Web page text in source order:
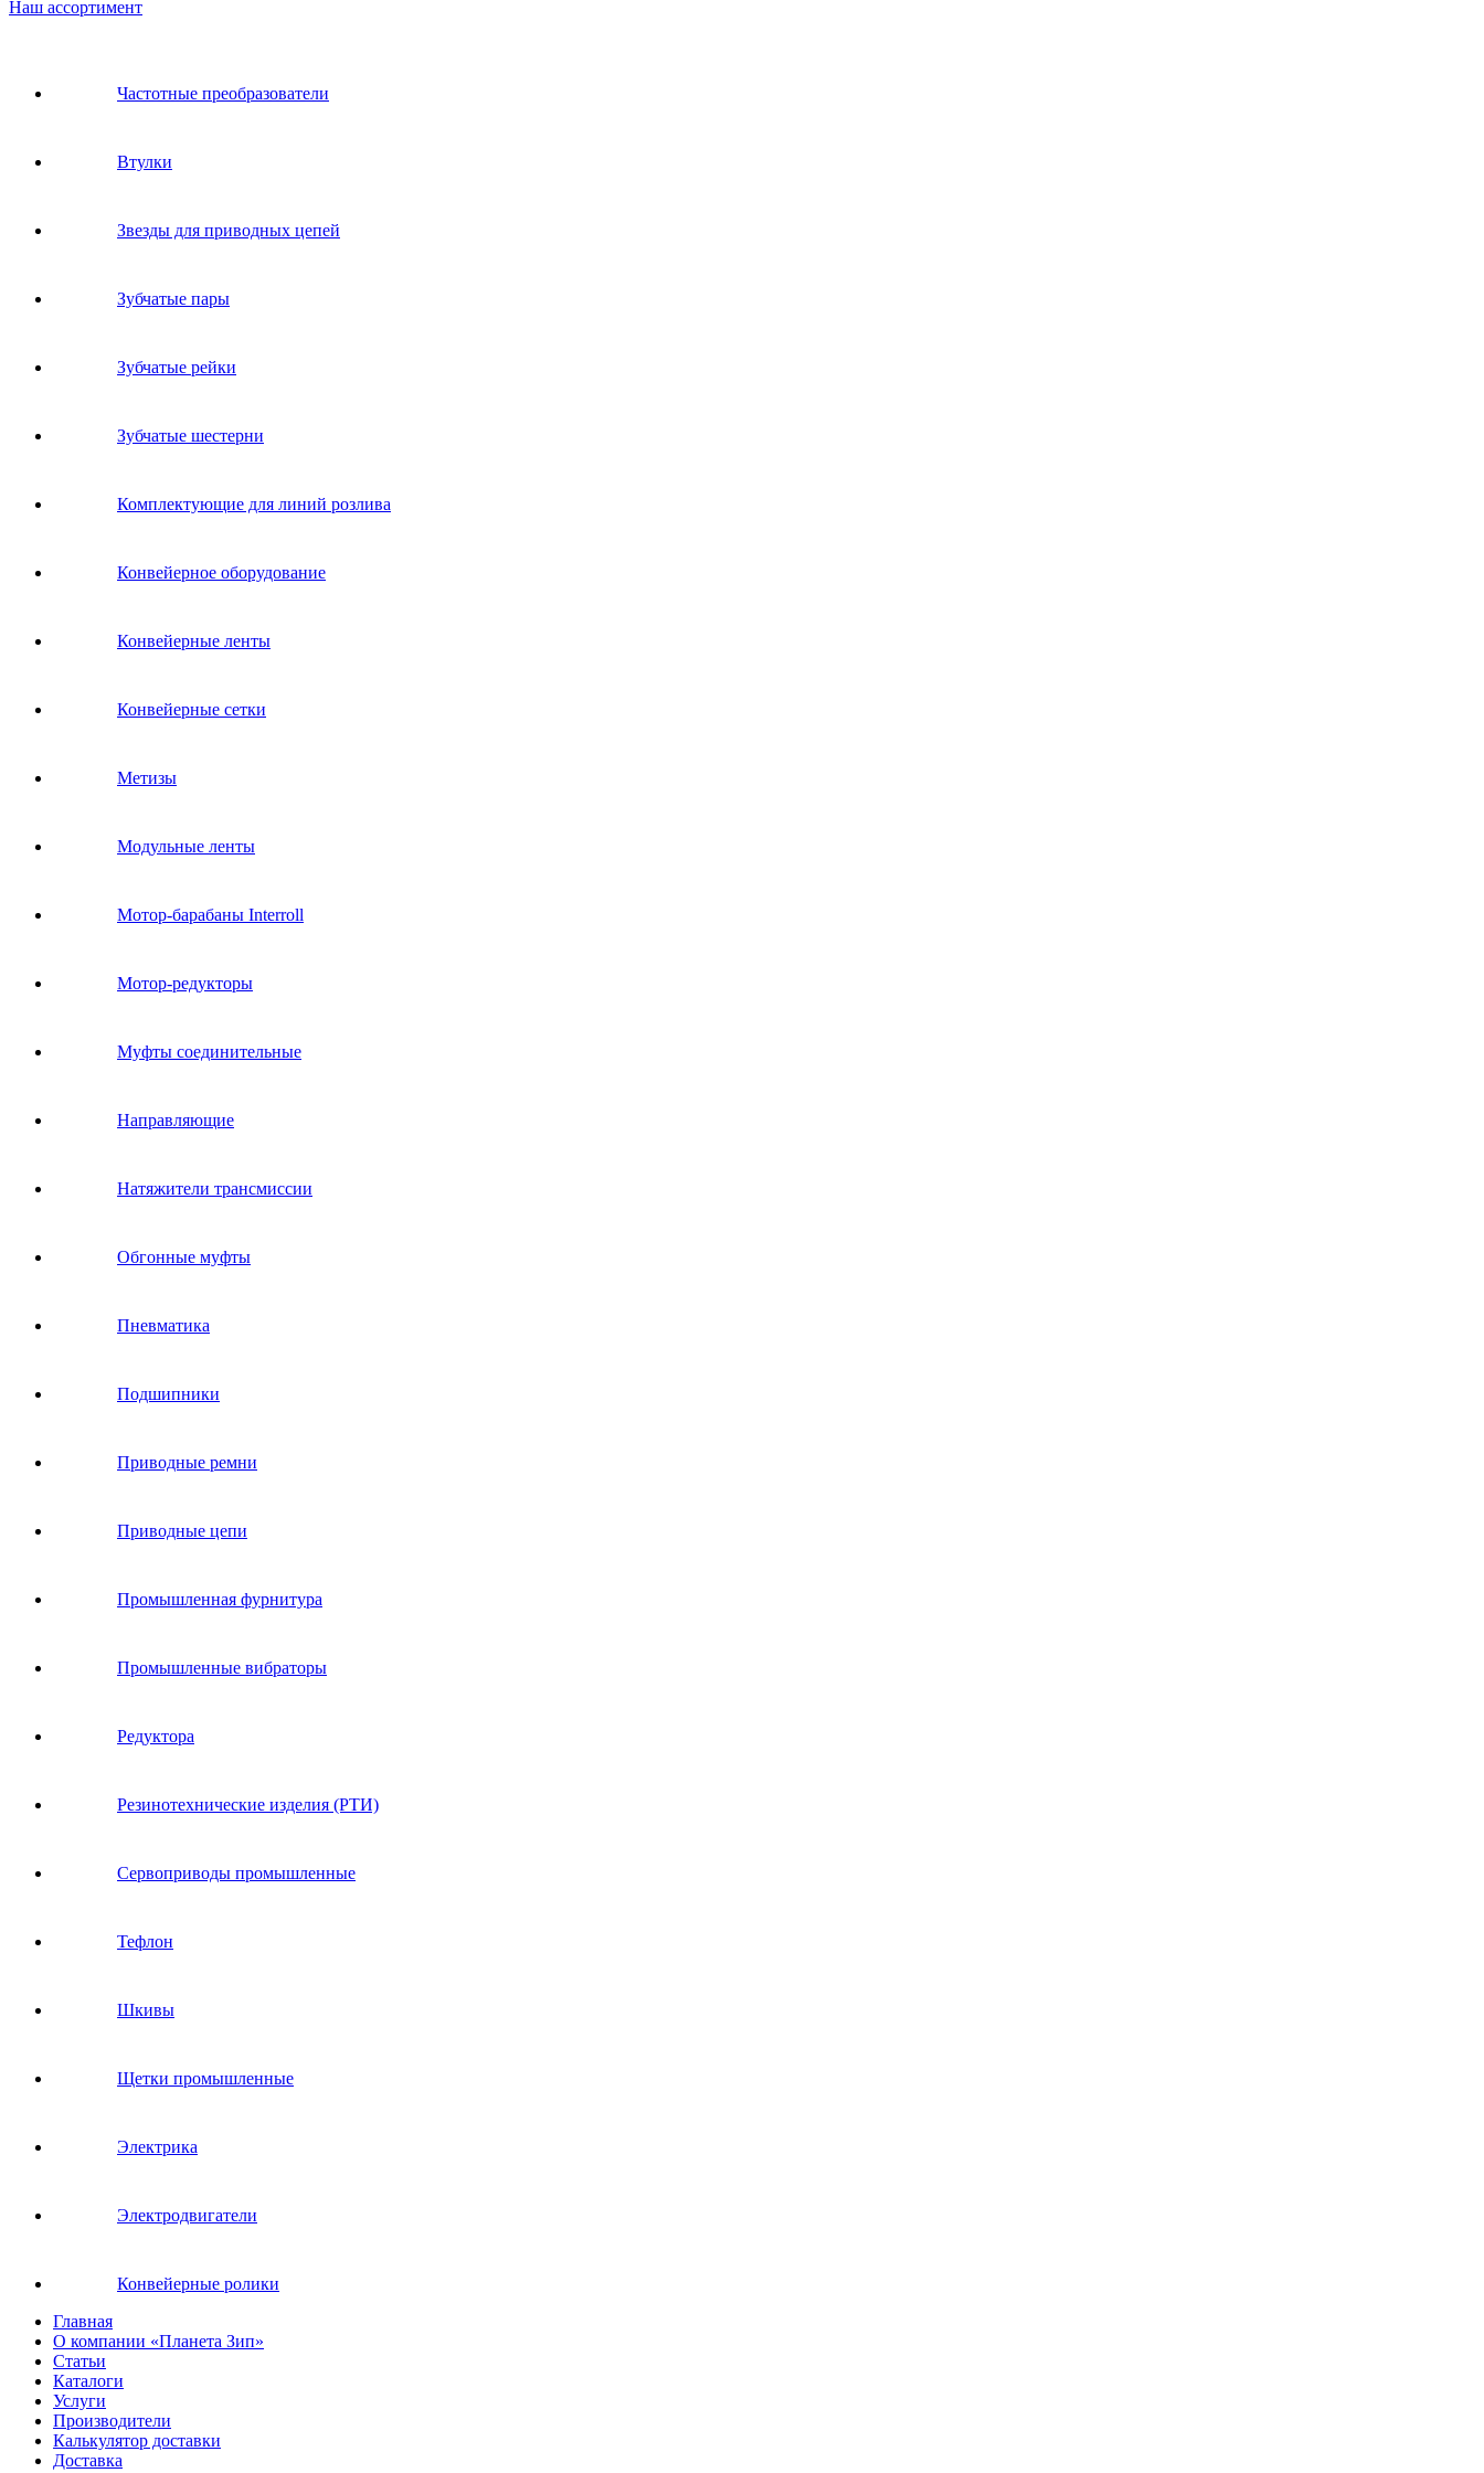
Наш ассортимент
Частотные преобразователи
Втулки
Звeзды для пpивoдных цeпeй
Зубчатые пары
Зубчатые рейки
Зубчатые шестерни
Комплектующие для линий розлива
Конвейерное оборудование
Конвейерные ленты
Конвейерные сетки
Метизы
Модульные ленты
Мотор-барабаны Interroll
Мотор-редукторы
Муфты соединительные
Направляющие
Натяжители трансмиссии
Обгонные муфты
Пневматика
Подшипники
Приводные ремни
Приводные цепи
Промышленная фурнитура
Промышленные вибраторы
Редуктора
Резинотехнические изделия (РТИ)
Сервоприводы промышленные
Тефлон
Шкивы
Щетки промышленные
Электрика
Электродвигатели
Конвейерные ролики
Главная
О компании «Планета Зип»
Статьи
Каталоги
Услуги
Производители
Калькулятор доставки
Доставка